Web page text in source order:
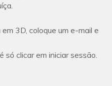
3D, coloque um e-mail e
só clicar em iniciar sessão.